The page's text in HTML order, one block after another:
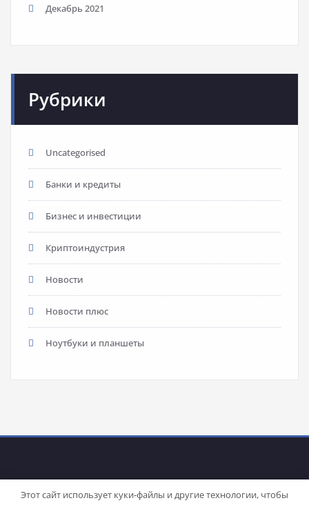
Декабрь 2021
Рубрики
Uncategorised
Банки и кредиты
Бизнес и инвестиции
Криптоиндустрия
Новости
Новости плюс
Ноутбуки и планшеты
Этот сайт использует куки-файлы и другие технологии, чтобы